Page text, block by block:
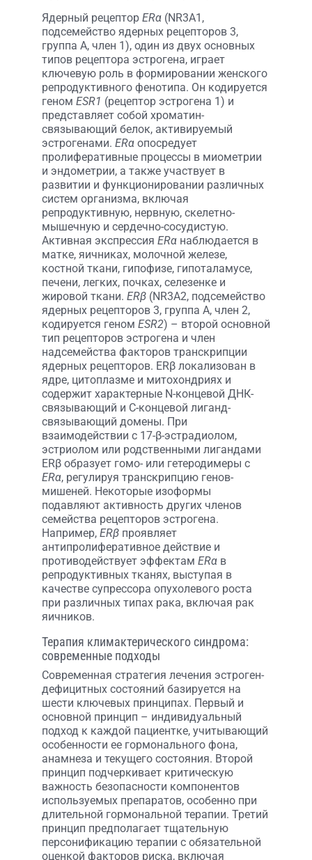
Ядерный рецептор ERα (NR3A1,
подсемейство ядерных рецепторов 3,
группа А, член 1), один из двух основных
типов рецептора эстрогена, играет
ключевую роль в формировании женского
репродуктивного фенотипа. Он кодируется
геном ESR1 (рецептор эстрогена 1) и
представляет собой хроматин-
связывающий белок, активируемый
эстрогенами. ERα опосредует
пролиферативные процессы в миометрии
и эндометрии, а также участвует в
развитии и функционировании различных
систем организма, включая
репродуктивную, нервную, скелетно-
мышечную и сердечно-сосудистую.
Активная экспрессия ERα наблюдается в
матке, яичниках, молочной железе,
костной ткани, гипофизе, гипоталамусе,
печени, легких, почках, селезенке и
жировой ткани. ERβ (NR3A2, подсемейство
ядерных рецепторов 3, группа A, член 2,
кодируется геном ESR2) – второй основной
тип рецепторов эстрогена и член
надсемейства факторов транскрипции
ядерных рецепторов. ERβ локализован в
ядре, цитоплазме и митохондриях и
содержит характерные N-концевой ДНК-
связывающий и С-концевой лиганд-
связывающий домены. При
взаимодействии с 17-β-эстрадиолом,
эстриолом или родственными лигандами
ERβ образует гомо- или гетеродимеры с
ERα, регулируя транскрипцию генов-
мишеней. Некоторые изоформы
подавляют активность других членов
семейства рецепторов эстрогена.
Например, ERβ проявляет
антипролиферативное действие и
противодействует эффектам ERα в
репродуктивных тканях, выступая в
качестве супрессора опухолевого роста
при различных типах рака, включая рак
яичников.
Терапия климактерического синдрома:
современные подходы
Современная стратегия лечения эстроген-
дефицитных состояний базируется на
шести ключевых принципах. Первый и
основной принцип – индивидуальный
подход к каждой пациентке, учитывающий
особенности ее гормонального фона,
анамнеза и текущего состояния. Второй
принцип подчеркивает критическую
важность безопасности компонентов
используемых препаратов, особенно при
длительной гормональной терапии. Третий
принцип предполагает тщательную
персонификацию терапии с обязательной
оценкой факторов риска, включая